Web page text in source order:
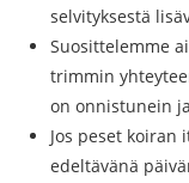
selvityksestä
Suosittelemme
trimmin
on onnistunein
Jos peset koiran
edeltävänä